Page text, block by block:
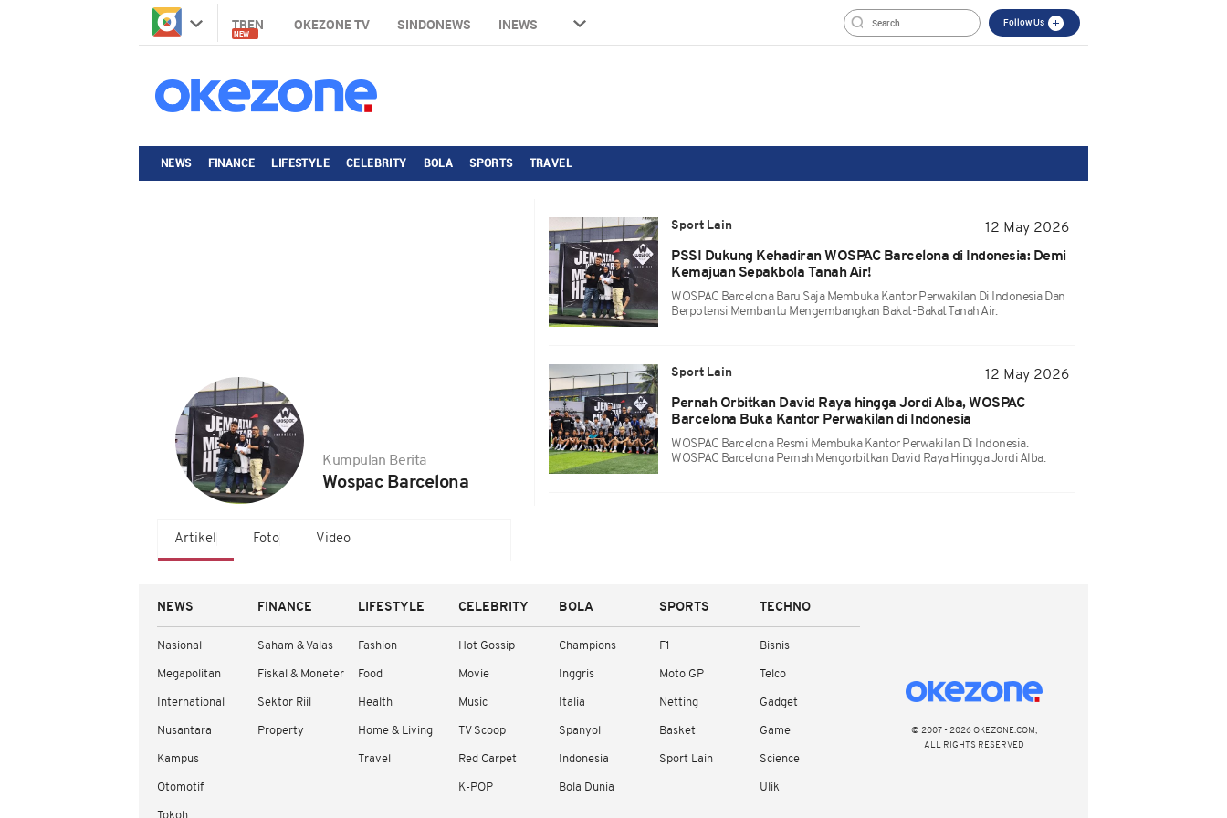
TREN
NEW
OKEZONE TV SINDONEWS INEWS Follow Us
NEWS FINANCE LIFESTYLE CELEBRITY BOLA SPORTS TRAVEL
Kumpulan Berita
Wospac Barcelona
Artikel Foto Video
Sport Lain
12 May 2026
PSSI Dukung Kehadiran WOSPAC Barcelona di Indonesia: Demi
Kemajuan Sepakbola Tanah Air!
WOSPAC Barcelona Baru Saja Membuka Kantor Perwakilan Di Indonesia Dan
Berpotensi Membantu Mengembangkan Bakat-Bakat Tanah Air.
Sport Lain
12 May 2026
Pernah Orbitkan David Raya hingga Jordi Alba, WOSPAC
Barcelona Buka Kantor Perwakilan di Indonesia
WOSPAC Barcelona Resmi Membuka Kantor Perwakilan Di Indonesia.
WOSPAC Barcelona Pernah Mengorbitkan David Raya Hingga Jordi Alba.
NEWS
Nasional
Megapolitan
International
Nusantara
Kampus
Otomotif
FINANCE
Saham & Valas
Fiskal & Moneter
Sektor Riil
Property
LIFESTYLE
Fashion
Food
Health
Home & Living
Travel
CELEBRITY
Hot Gossip
Movie
Music
TV Scoop
Red Carpet
K-POP
BOLA
Champions
Inggris
Italia
Spanyol
Indonesia
Bola Dunia
SPORTS
F1
Moto GP
Netting
Basket
Sport Lain
TECHNO
Bisnis
Telco
Gadget
Game
Science
Ulik
© 2007 - 2026 OKEZONE.COM,
ALL RIGHTS RESERVED